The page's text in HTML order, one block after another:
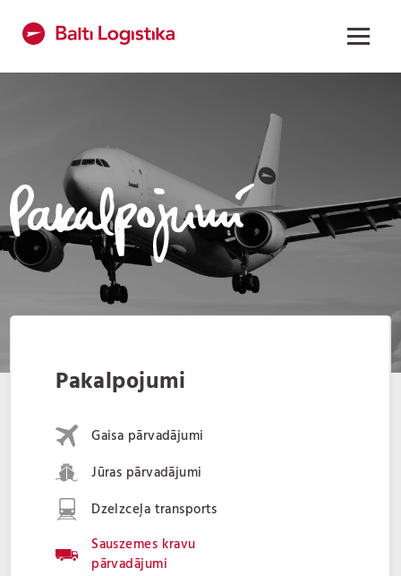
Pakalpojumi
Gaisa pārvadājumi
Jūras pārvadājumi
Dzelzceļa transports
Sauszemes kravu
pārvadājumi